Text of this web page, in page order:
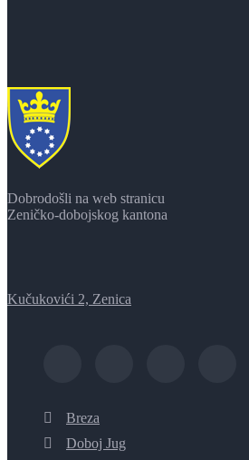
Dobrodošli na web stranicu
Zeničko-dobojskog kantona
Kučukovići 2, Zenica
Breza
Doboj Jug